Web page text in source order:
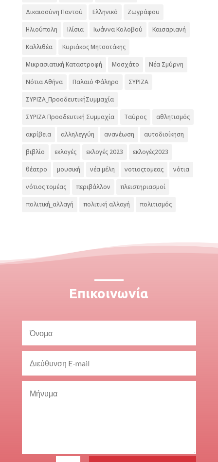
Δικαιοσύνη Παντού Ελληνικό Ζωγράφου
Ηλιούπολη Ιλίσια Ιωάννα Κολοβού Καισαριανή
Καλλιθέα Κυριάκος Μητσοτάκης
Μικρασιατική Καταστροφή Μοσχάτο Νέα Σμύρνη
Νότια Αθήνα Παλαιό Φάληρο ΣΥΡΙΖΑ
ΣΥΡΙΖΑ_ΠροοδευτικήΣυμμαχία
ΣΥΡΙΖΑ Προοδευτική Συμμαχία Ταύρος αθλητισμός
ακρίβεια αλληλεγγύη ανανέωση αυτοδιοίκηση
βιβλίο εκλογές εκλογές 2023 εκλογές2023
θέατρο μουσική νέα μέλη νοτιοςτομεας νότια
νότιος τομέας περιβάλλον πλειστηριασμοί
πολιτική_αλλαγή πολιτική αλλαγή πολιτισμός
Επικοινωνία